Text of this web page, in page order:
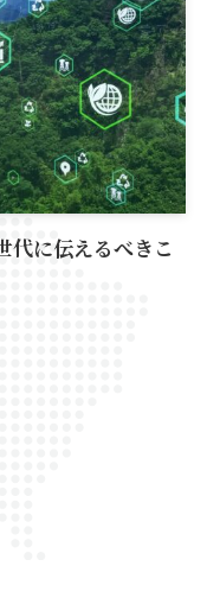
代に伝えるべきこ